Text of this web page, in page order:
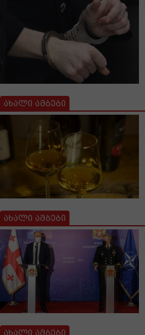
ახალი ამბები
ახალი ამბები
ახალი ამბები